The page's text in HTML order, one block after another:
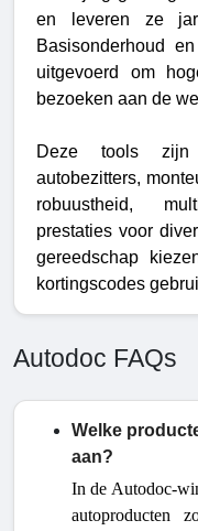
en leveren ze
Basisonderhoud
uitgevoerd om
bezoeken aan de
Deze tools zijn
autobezitters,
robuustheid,
prestaties voor
gereedschap
kortingscodes
Autodoc FAQs
Welke
aan?
In de Autodoc-
autoproducten